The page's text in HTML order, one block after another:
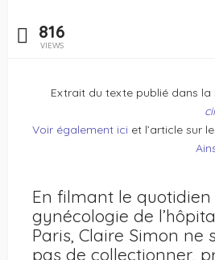
816
VIEWS
Extrait du texte publié dans la
Voir également ici et l’article sur
En filmant le
gynécologie de
Paris, Claire Simon ne
pas de collectionner,